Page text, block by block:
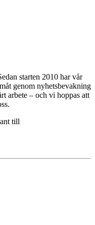
starten 2010 har vår
genom nyhetsbevakning
arbete – och vi hoppas att
till